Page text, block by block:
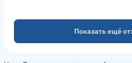
Показать ещё